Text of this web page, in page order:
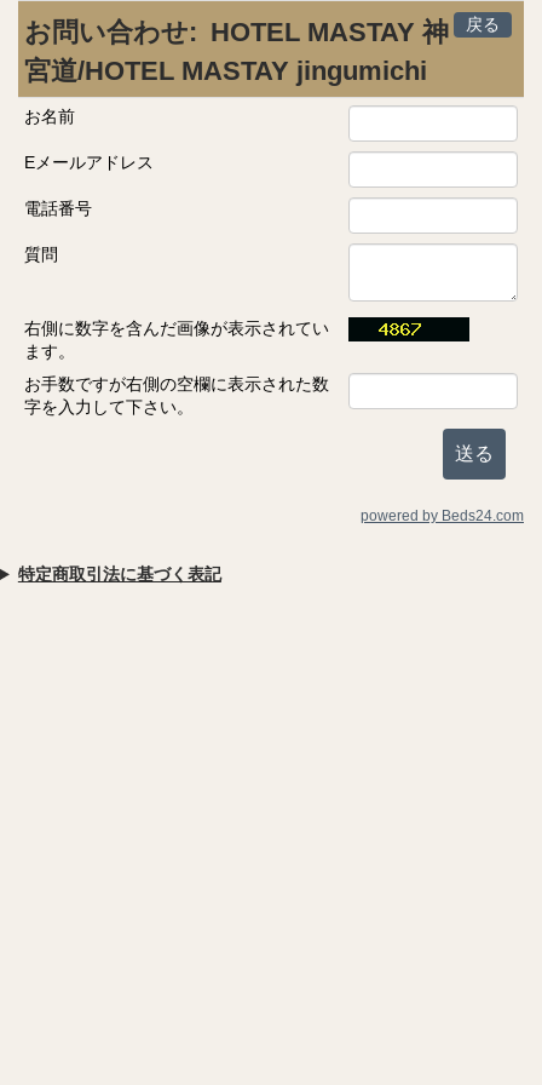
戻る
お問い合わせ: HOTEL MASTAY 神
宮道/HOTEL MASTAY jingumichi
お名前
Eメールアドレス
電話番号
質問
右側に数字を含んだ画像が表示されてい
ます。
お手数ですが右側の空欄に表示された数
字を入力して下さい。
powered by Beds24.com
特定商取引法に基づく表記